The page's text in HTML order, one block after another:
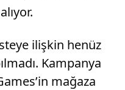
ilişkin henüz
Kampanya
mağaza